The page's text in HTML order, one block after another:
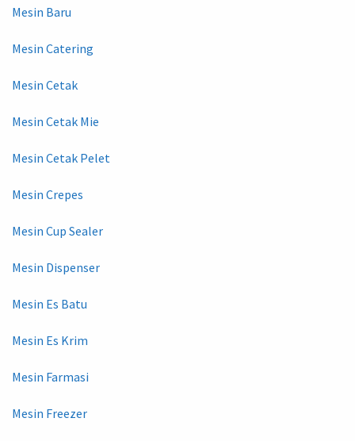
Mesin Baru
Mesin Catering
Mesin Cetak
Mesin Cetak Mie
Mesin Cetak Pelet
Mesin Crepes
Mesin Cup Sealer
Mesin Dispenser
Mesin Es Batu
Mesin Es Krim
Mesin Farmasi
Mesin Freezer